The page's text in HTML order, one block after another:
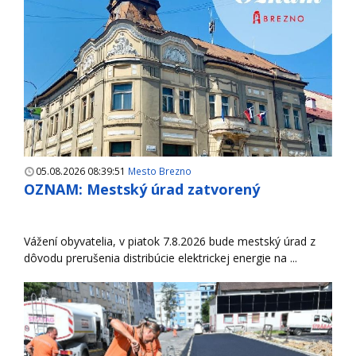
05.08.2026 08:39:51 Mesto Brezno
OZNAM: Mestský úrad zatvorený
Vážení obyvatelia, v piatok 7.8.2026 bude mestský úrad z
dôvodu prerušenia distribúcie elektrickej energie na ...